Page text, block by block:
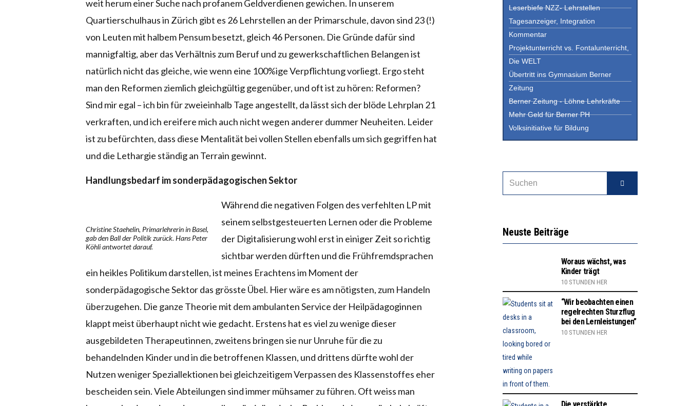
weit herum einer Suche nach profanem Geldverdienen gewichen. In unserem
Quartierschulhaus in Zürich gibt es 26 Lehrstellen an der Primarschule, davon sind 23 (!)
von Leuten mit halbem Pensum besetzt, gleich 46 Personen. Die Gründe dafür sind
mannigfaltig, aber das Verhältnis zum Beruf und zu gewerkschaftlichen Belangen ist
natürlich nicht das gleiche, wie wenn eine 100%ige Verpflichtung vorliegt. Ergo steht
man den Reformen ziemlich gleichgültig gegenüber, und oft ist zu hören: Reformen?
Sind mir egal – ich bin für zweieinhalb Tage angestellt, da lässt sich der blöde Lehrplan 21
verkraften, und ich ereifere mich auch nicht wegen anderer dummer Neuheiten. Leider
ist zu befürchten, dass diese Mentalität bei vollen Stellen ebenfalls um sich gegriffen hat
und die Lethargie ständig an Terrain gewinnt.
Handlungsbedarf im sonderpädagogischen Sektor
Christine Staehelin, Primarlehrerin in Basel,
gab den Ball der Politik zurück. Hans Peter
Köhli antwortet darauf.
Während die negativen Folgen des verfehlten LP mit
seinem selbstgesteuerten Lernen oder die Probleme
der Digitalisierung wohl erst in einiger Zeit so richtig
sichtbar werden dürften und die Frühfremdsprachen
ein heikles Politikum darstellen, ist meines Erachtens im Moment der
sonderpädagogische Sektor das grösste Übel. Hier wäre es am nötigsten, zum Handeln
überzugehen. Die ganze Theorie mit dem ambulanten Service der Heilpädagoginnen
klappt meist überhaupt nicht wie gedacht. Erstens hat es viel zu wenige dieser
ausgebildeten Therapeutinnen, zweitens bringen sie nur Unruhe für die zu
behandelnden Kinder und in die betroffenen Klassen, und drittens dürfte wohl der
Nutzen weniger Speziallektionen bei gleichzeitigem Verpassen des Klassenstoffes eher
bescheiden sein. Viele Abteilungen sind immer mühsamer zu führen. Oft weiss man
Leserbiefe NZZ- Lehrstellen
Tagesanzeiger, Integration
Kommentar
Projektunterricht vs. Fontalunterricht,
Die WELT
Übertritt ins Gymnasium Berner
Zeitung
Berner Zeitung - Löhne Lehrkräfte
Mehr Geld für Berner PH
Volksinitiative für Bildung
Neuste Beiträge
Woraus wächst, was
Kinder trägt
10 STUNDEN HER
“Wir beobachten einen
regelrechten Sturzflug
bei den Lernleistungen”
10 STUNDEN HER